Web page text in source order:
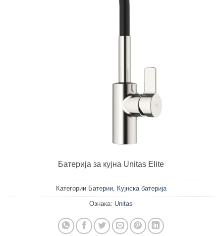
Батерија за кујна Unitas Elite
Категории Батерии, Кујнска батерија
Ознака: Unitas